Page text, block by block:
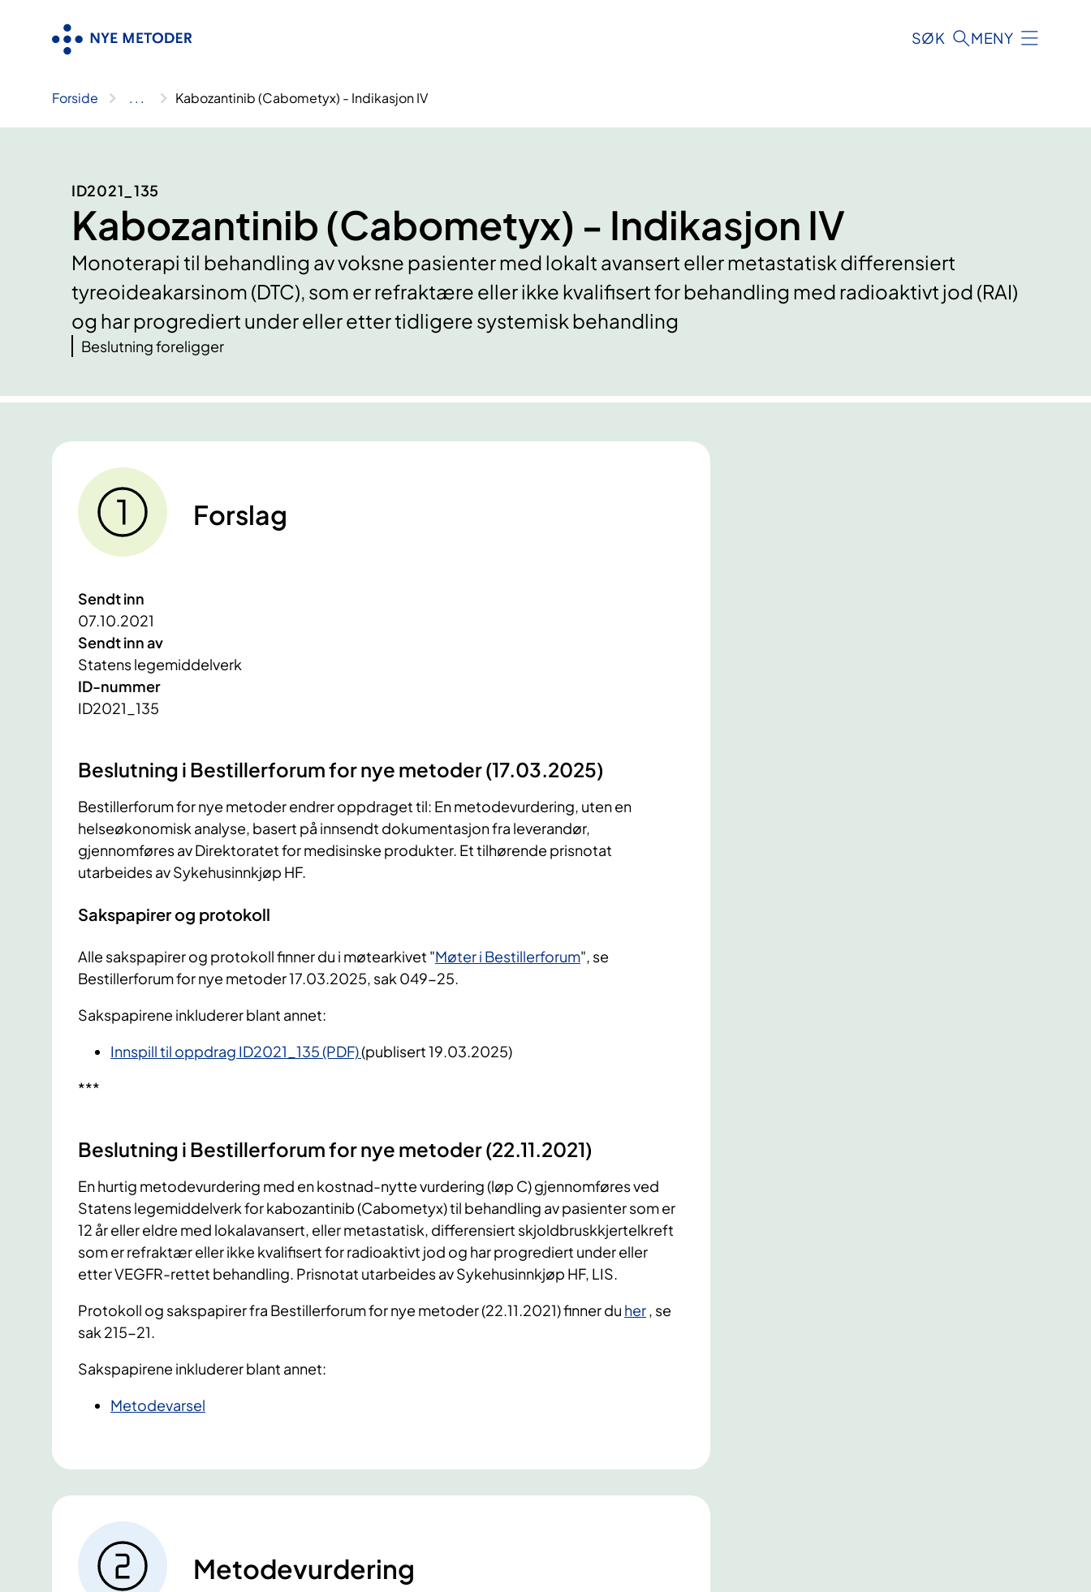
SØK MENY
Forside .. . Kabozantinib (Cabometyx) - Indikasjon IV
ID2021_135
Kabozantinib (Cabometyx) - Indikasjon IV
Monoterapi til behandling av voksne pasienter med lokalt avansert eller metastatisk differensiert
tyreoideakarsinom (DTC), som er refraktære eller ikke kvalifisert for behandling med radioaktivt jod (RAI)
og har progrediert under eller etter tidligere systemisk behandling
Beslutning foreligger
Forslag
Sendt inn
07.10.2021
Sendt inn av
Statens legemiddelverk
ID-nummer
ID2021_135
Beslutning i Bestillerforum for nye metoder (17.03.2025)
Bestillerforum for nye metoder endrer oppdraget til: En metodevurdering, uten en
helseøkonomisk analyse, basert på innsendt dokumentasjon fra leverandør,
gjennomføres av Direktoratet for medisinske produkter. Et tilhørende prisnotat
utarbeides av Sykehusinnkjøp HF.
Sakspapirer og protokoll
Alle sakspapirer og protokoll finner du i møtearkivet "Møter i Bestillerforum", se
Bestillerforum for nye metoder 17.03.2025, sak 049-25.
Sakspapirene inkluderer blant annet:
Innspill til oppdrag ID2021_135 (PDF)(publisert 19.03.2025)
***
Beslutning i Bestillerforum for nye metoder (22.11.2021)
En hurtig metodevurdering med en kostnad-nytte vurdering (løp C) gjennomføres ved
Statens legemiddelverk for kabozantinib (Cabometyx) til behandling av pasienter som er
12 år eller eldre med lokalavansert, eller metastatisk, differensiert skjoldbruskkjertelkreft
som er refraktær eller ikke kvalifisert for radioaktivt jod og har progrediert under eller
etter VEGFR-rettet behandling. Prisnotat utarbeides av Sykehusinnkjøp HF, LIS.
Protokoll og sakspapirer fra Bestillerforum for nye metoder (22.11.2021) finner du her, se
sak 215-21.
Sakspapirene inkluderer blant annet:
​Metodevarsel
Metodevurdering